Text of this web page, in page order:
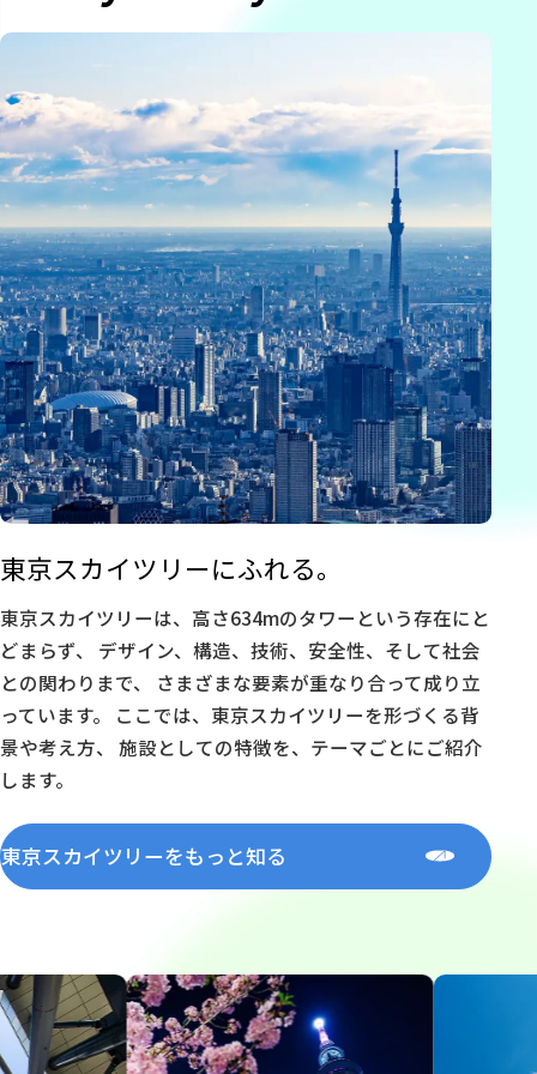
東京スカイツリーにふれる。
東京スカイツリーは、高さ634mのタワーという存在にと
どまらず、 デザイン、構造、技術、安全性、そして社会
との関わりまで、 さまざまな要素が重なり合って成り立
っています。 ここでは、東京スカイツリーを形づくる背
景や考え方、 施設としての特徴を、テーマごとにご紹介
します。
東京スカイツリーをもっと知る